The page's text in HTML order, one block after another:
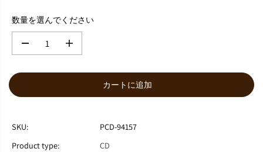
価
格
数量を選んでください
I
K
数
カートに追加
SKU:
PCD-94157
Product type:
CD